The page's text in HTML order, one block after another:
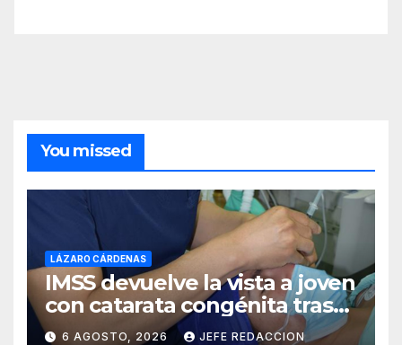
You missed
LÁZARO CÁRDENAS
IMSS devuelve la vista a joven
con catarata congénita tras
23 años de limitación visual
6 AGOSTO, 2026 JEFE REDACCION